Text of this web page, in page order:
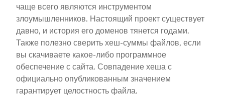
чаще всего являются инструментом
злоумышленников. Настоящий проект существует
давно, и история его доменов тянется годами.
Также полезно сверить хеш-суммы файлов, если
вы скачиваете какое-либо программное
обеспечение с сайта. Совпадение хеша с
официально опубликованным значением
гарантирует целостность файла.